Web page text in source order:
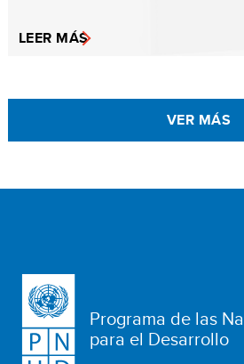
LEER MÁS
VER MÁS
Programa de las
para el Desarrollo